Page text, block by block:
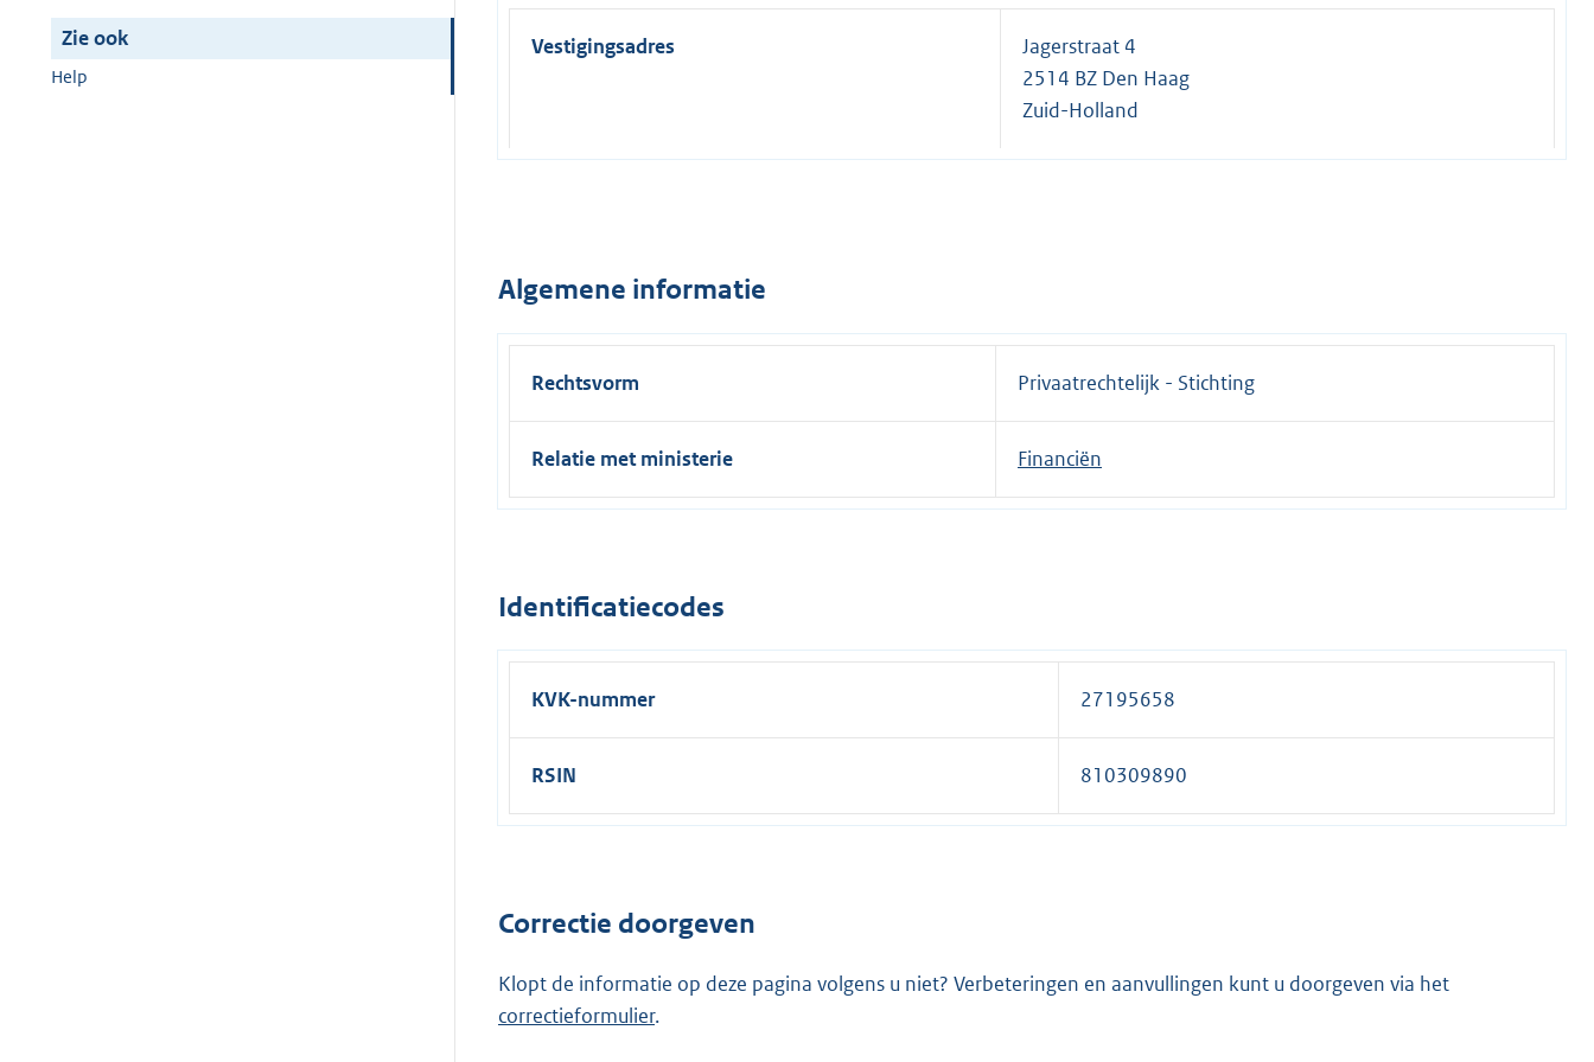
Zie ook
Help
Vestigingsadres
Jagerstraat 4
2514 BZ Den Haag
Zuid-Holland
Algemene informatie
Rechtsvorm Privaatrechtelijk - Stichting
Relatie met ministerie Financiën
Identificatiecodes
KVK-nummer 27195658
RSIN 810309890
Correctie doorgeven
Klopt de informatie op deze pagina volgens u niet? Verbeteringen en aanvullingen kunt u doorgeven via het
correctieformulier.